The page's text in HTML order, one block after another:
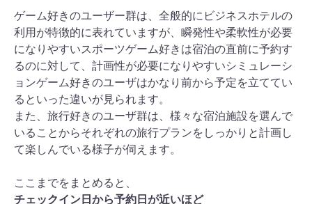
ゲーム好きのユーザー群は、全般的にビジネスホテルの
利用が特徴的に表れていますが、瞬発性や柔軟性が必要
になりやすいスポーツゲーム好きは宿泊の直前に予約す
るのに対して、計画性が必要になりやすいシミュレーシ
ョンゲーム好きのユーザはかなり前から予定を立ててい
るといった違いが見られます。
また、旅行好きのユーザ群は、様々な宿泊施設を選んで
いることからそれぞれの旅行プランをしっかりと計画し
て楽しんでいる様子が伺えます。
ここまでをまとめると、
チェックイン日から予約日が近いほど